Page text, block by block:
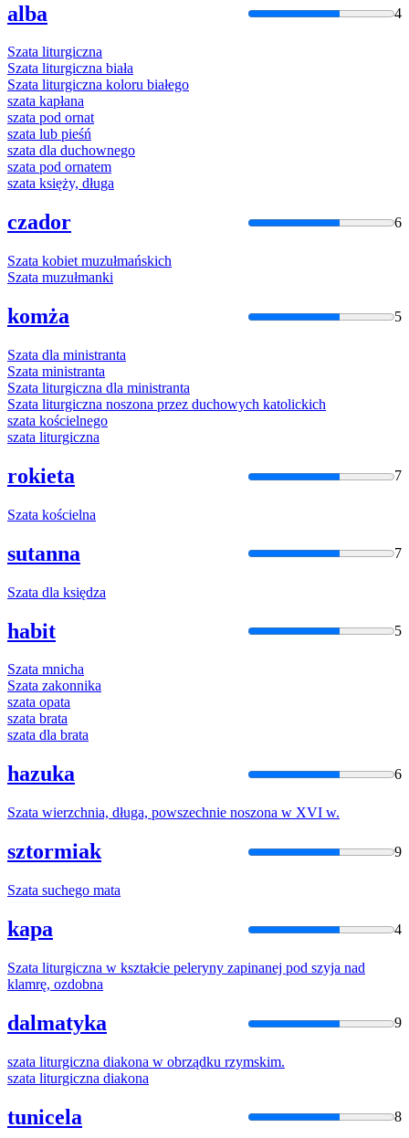
alba 4
Szata liturgiczna
Szata liturgiczna biała
Szata liturgiczna koloru białego
szata kapłana
szata pod ornat
szata lub pieśń
szata dla duchownego
szata pod ornatem
szata księży, długa
czador 6
Szata kobiet muzułmańskich
Szata muzułmanki
komża 5
Szata dla ministranta
Szata ministranta
Szata liturgiczna dla ministranta
Szata liturgiczna noszona przez duchowych katolickich
szata kościelnego
szata liturgiczna
rokieta 7
Szata kościelna
sutanna 7
Szata dla księdza
habit 5
Szata mnicha
Szata zakonnika
szata opata
szata brata
szata dla brata
hazuka 6
Szata wierzchnia, długa, powszechnie noszona w XVI w.
sztormiak 9
Szata suchego mata
kapa 4
Szata liturgiczna w kształcie peleryny zapinanej pod szyja nad
klamrę, ozdobna
dalmatyka 9
szata liturgiczna diakona w obrządku rzymskim.
szata liturgiczna diakona
tunicela 8